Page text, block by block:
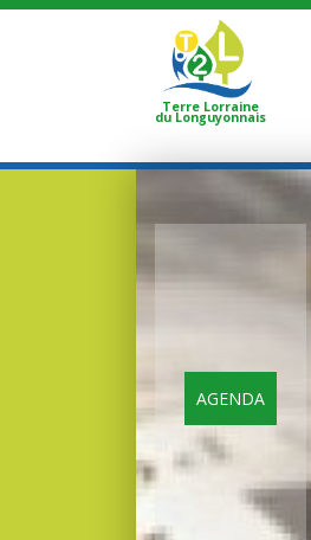
Terre Lorraine
du Longuyonnais
AGENDA